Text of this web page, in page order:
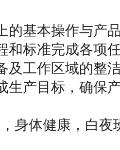
的基本操作与产
和标准完成各项
及工作区域的整
生产目标，确保
身体健康，白